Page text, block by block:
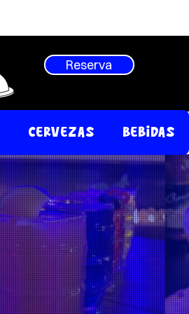
Reserva
Cervezas Bebidas